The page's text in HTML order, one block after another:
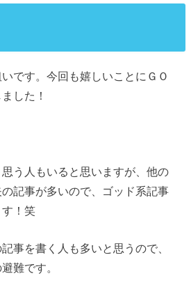
です。今回も嬉しいことにＧＯ
した！
う人もいると思いますが、他の
記事が多いので、ゴッド系記事
！笑
事を書く人も多いと思うので、
難です。